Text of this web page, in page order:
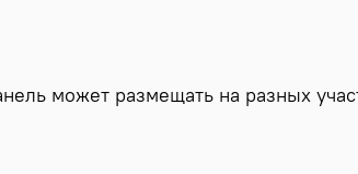
может размещать на разных